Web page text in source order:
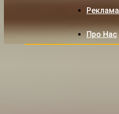
Реклама
Про Нас